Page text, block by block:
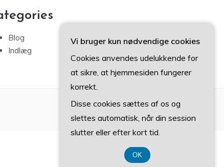
Blog
Indlæg
Vi bruger kun nødvendige cookies
Cookies anvendes udelukkende for
at sikre, at hjemmesiden fungerer
korrekt.
Disse cookies sættes af os og
slettes automatisk, når din session
slutter eller efter kort tid.
OK